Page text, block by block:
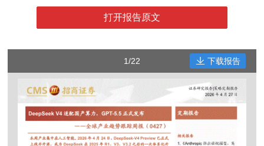
打开报告原文
1/22 下载报告